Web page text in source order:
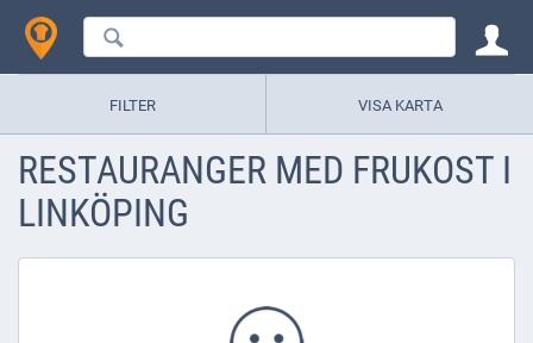
FILTER VISA KARTA
RESTAURANGER MED FRUKOST I
LINKÖPING